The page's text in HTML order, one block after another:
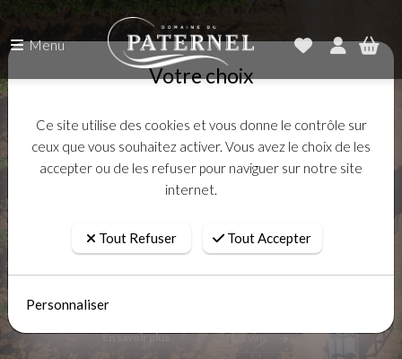
Menu
DÉCOUVREZ NOTRE
VIGNOBLE À TRAVERS
NOS 3 APPELLATIONS
En savoir plus Nos vins
Votre choix
Ce site utilise des cookies et vous donne le contrôle sur
ceux que vous souhaitez activer. Vous avez le choix de les
accepter ou de les refuser pour naviguer sur notre site
internet.
Tout Refuser Tout Accepter
Personnaliser